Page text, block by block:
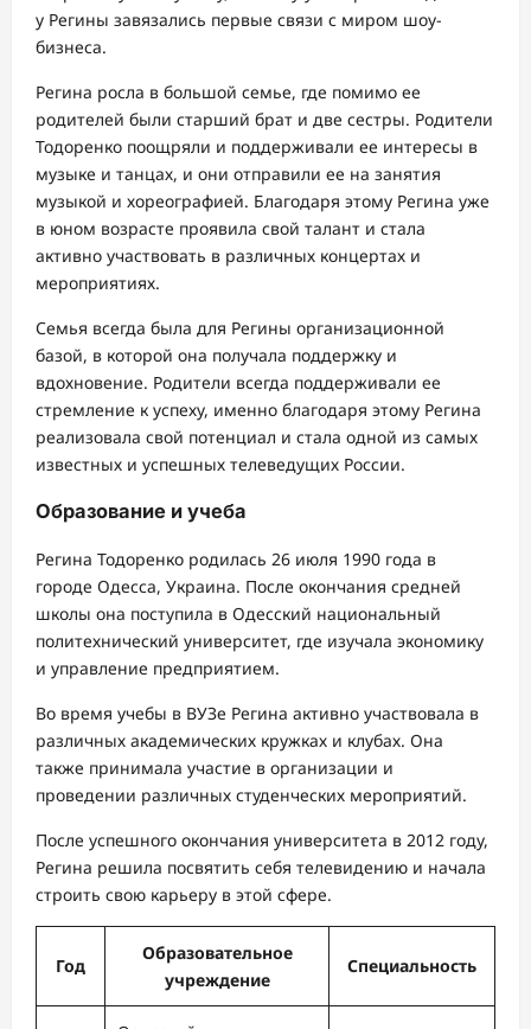
у Регины завязались первые связи с миром шоу-
бизнеса.
Регина росла в большой семье, где помимо ее
родителей были старший брат и две сестры. Родители
Тодоренко поощряли и поддерживали ее интересы в
музыке и танцах, и они отправили ее на занятия
музыкой и хореографией. Благодаря этому Регина уже
в юном возрасте проявила свой талант и стала
активно участвовать в различных концертах и
мероприятиях.
Семья всегда была для Регины организационной
базой, в которой она получала поддержку и
вдохновение. Родители всегда поддерживали ее
стремление к успеху, именно благодаря этому Регина
реализовала свой потенциал и стала одной из самых
известных и успешных телеведущих России.
Образование и учеба
Регина Тодоренко родилась 26 июля 1990 года в
городе Одесса, Украина. После окончания средней
школы она поступила в Одесский национальный
политехнический университет, где изучала экономику
и управление предприятием.
Во время учебы в ВУЗе Регина активно участвовала в
различных академических кружках и клубах. Она
также принимала участие в организации и
проведении различных студенческих мероприятий.
После успешного окончания университета в 2012 году,
Регина решила посвятить себя телевидению и начала
строить свою карьеру в этой сфере.
Год
Образовательное
учреждение
Специальность